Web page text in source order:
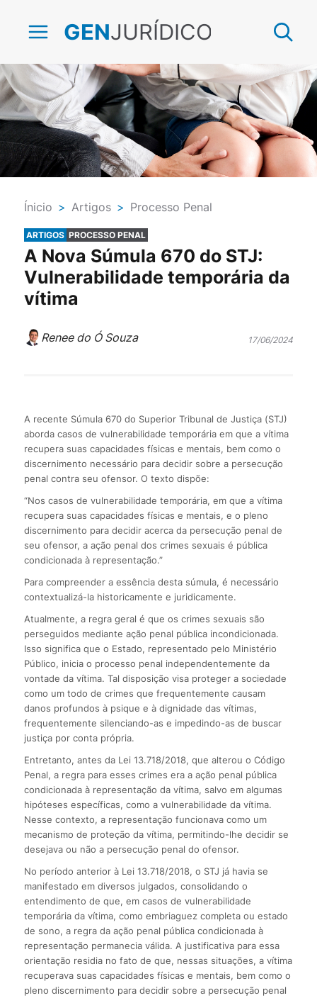
GENJURÍDICO
Ínicio > Artigos > Processo Penal
ARTIGOS PROCESSO PENAL
A Nova Súmula 670 do STJ:
Vulnerabilidade temporária da
vítima
Renee do Ó Souza 17/06/2024
A recente Súmula 670 do Superior Tribunal de Justiça (STJ)
aborda casos de vulnerabilidade temporária em que a vítima
recupera suas capacidades físicas e mentais, bem como o
discernimento necessário para decidir sobre a persecução
penal contra seu ofensor. O texto dispõe:
“Nos casos de vulnerabilidade temporária, em que a vítima
recupera suas capacidades físicas e mentais, e o pleno
discernimento para decidir acerca da persecução penal de
seu ofensor, a ação penal dos crimes sexuais é pública
condicionada à representação.”
Para compreender a essência desta súmula, é necessário
contextualizá-la historicamente e juridicamente.
Atualmente, a regra geral é que os crimes sexuais são
perseguidos mediante ação penal pública incondicionada.
Isso significa que o Estado, representado pelo Ministério
Público, inicia o processo penal independentemente da
vontade da vítima. Tal disposição visa proteger a sociedade
como um todo de crimes que frequentemente causam
danos profundos à psique e à dignidade das vítimas,
frequentemente silenciando-as e impedindo-as de buscar
justiça por conta própria.
Entretanto, antes da Lei 13.718/2018, que alterou o Código
Penal, a regra para esses crimes era a ação penal pública
condicionada à representação da vítima, salvo em algumas
hipóteses específicas, como a vulnerabilidade da vítima.
Nesse contexto, a representação funcionava como um
mecanismo de proteção da vítima, permitindo-lhe decidir se
desejava ou não a persecução penal do ofensor.
No período anterior à Lei 13.718/2018, o STJ já havia se
manifestado em diversos julgados, consolidando o
entendimento de que, em casos de vulnerabilidade
temporária da vítima, como embriaguez completa ou estado
de sono, a regra da ação penal pública condicionada à
representação permanecia válida. A justificativa para essa
orientação residia no fato de que, nessas situações, a vítima
recuperava suas capacidades físicas e mentais, bem como o
pleno discernimento para decidir sobre a persecução penal